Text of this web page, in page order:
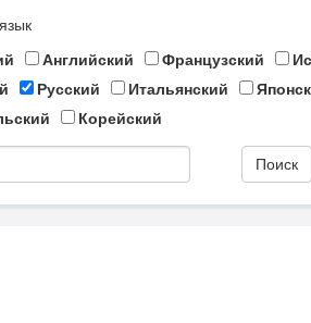
Английский Французский
Русский Итальянский
Корейский
Поиск